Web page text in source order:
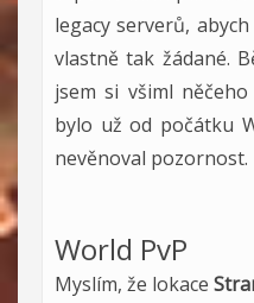
legacy serverů,
vlastně tak žádané.
jsem si všiml
bylo už od počátku
nevěnoval pozornost.
World PvP
Myslím, že lokace